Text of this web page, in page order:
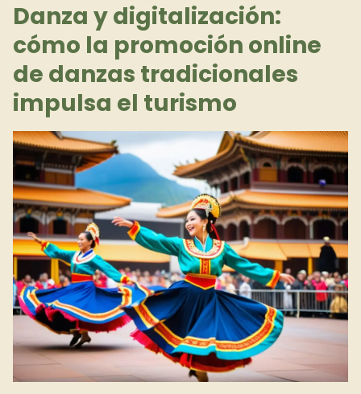
Danza y digitalización:
cómo la promoción online
de danzas tradicionales
impulsa el turismo